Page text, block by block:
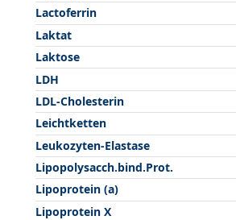
Lactoferrin
Laktat
Laktose
LDH
LDL-Cholesterin
Leichtketten
Leukozyten-Elastase
Lipopolysacch.bind.Prot.
Lipoprotein (a)
Lipoprotein X